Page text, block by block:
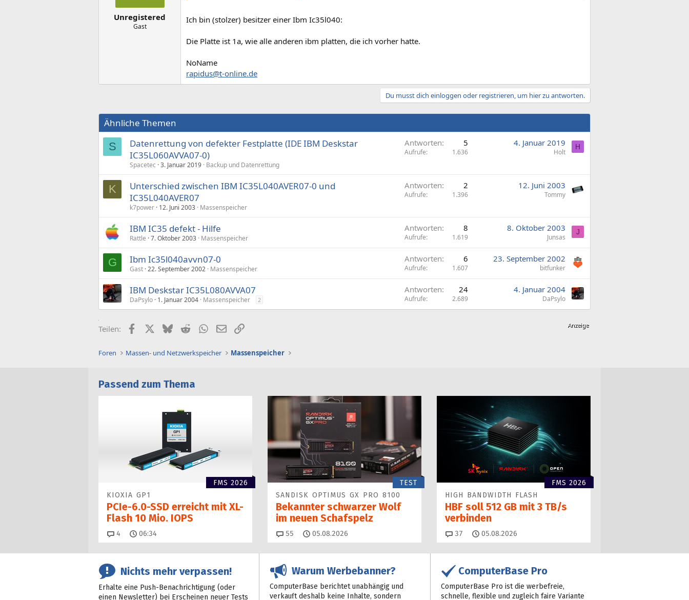
Unregistered
Gast
Ich bin (stolzer) besitzer einer Ibm Ic35l040:
Die Platte ist 1a, wie alle anderen ibm platten, die ich vorher hatte.
NoName
rapidus@t-online.de
Du musst dich einloggen oder registrieren, um hier zu antworten.
Ähnliche Themen
S
Datenrettung von defekter Festplatte (IDE IBM Deskstar
IC35L060AVVA07-0)
Spacetec 3. Januar 2019 Backup und Datenrettung
Antworten 5
Aufrufe 1.636
4. Januar 2019
Holt
H
K
Unterschied zwischen IBM IC35L040AVER07-0 und
IC35L040AVER07
k7power 12. Juni 2003 Massenspeicher
Antworten 2
Aufrufe 1.396
12. Juni 2003
Tommy
IBM IC35 defekt - Hilfe
Rattle 7. Oktober 2003 Massenspeicher
Antworten 8
Aufrufe 1.619
8. Oktober 2003
Junsas
J
G Ibm Ic35l040avvn07-0
Gast 22. September 2002 Massenspeicher
Antworten 6
Aufrufe 1.607
23. September 2002
bitfunker
IBM Deskstar IC35L080AVVA07
DaPsylo 1. Januar 2004 Massenspeicher 2
Antworten 24
Aufrufe 2.689
4. Januar 2004
DaPsylo
Teilen: FacebookX (Twitter)
BlueskyRedditWhatsApp
E-MailLink
Foren Massen- und Netzwerkspeicher Massenspeicher
Passend zum Thema
FMS 2026
KIOXIA GP1
PCIe-6.0-SSD erreicht mit XL-
Flash 10 Mio. IOPS
4 Kommentare
06:34
TEST
SANDISK OPTIMUS GX PRO 8100
Bekannter schwarzer Wolf
im neuen Schafspelz
55 Kommentare
05.08.2026
FMS 2026
HIGH BANDWIDTH FLASH
HBF soll 512 GB mit 3 TB/s
verbinden
37 Kommentare
05.08.2026
Nichts mehr verpassen!
Erhalte eine Push-Benachrichtigung (oder
einen Newsletter) bei Erscheinen neuer Tests
Warum Werbebanner?
ComputerBase berichtet unabhängig und
verkauft deshalb keine Inhalte, sondern
ComputerBase Pro
ComputerBase Pro ist die werbefreie,
schnelle, flexible und zugleich faire Variante